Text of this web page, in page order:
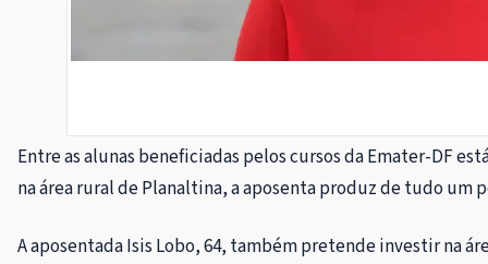
Entre as alunas beneficiadas pelos cursos da Emater-DF
na área rural de Planaltina, a aposenta produz de tudo um
A aposentada Isis Lobo, 64, também pretende investir na